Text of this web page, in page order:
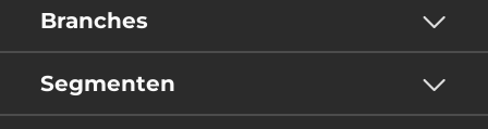
Branches
Segmenten